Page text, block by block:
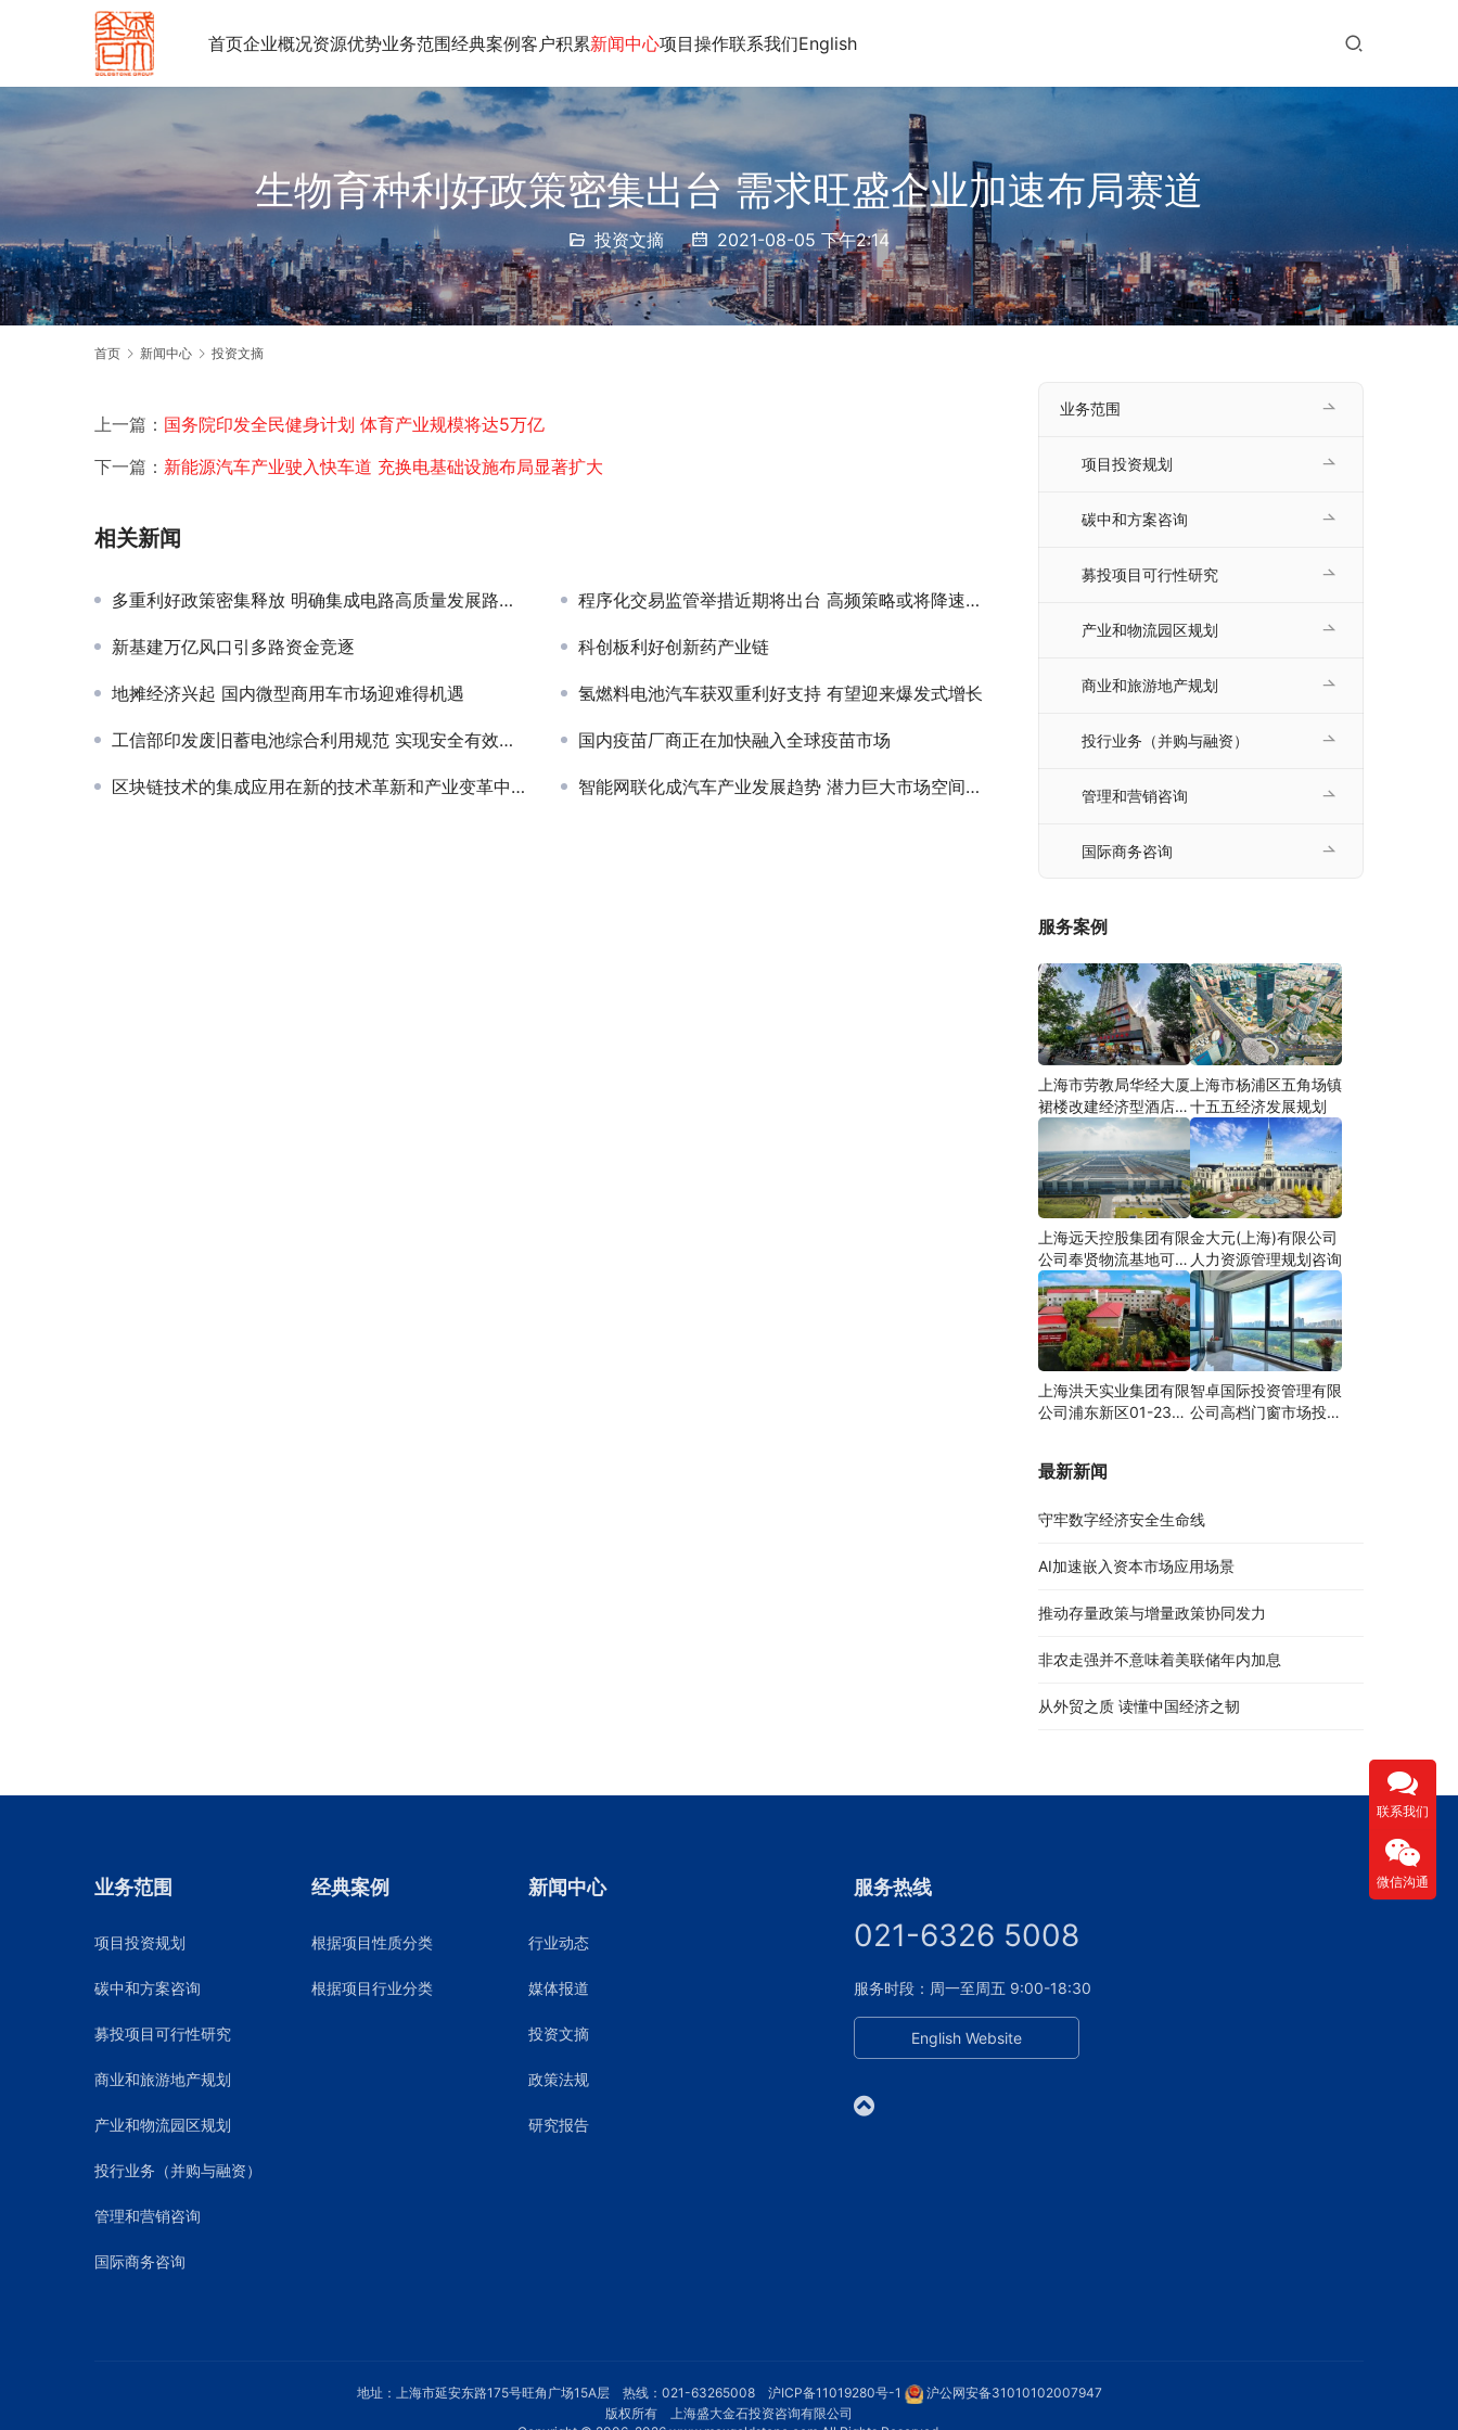
首页企业概况资源优势业务范围经典案例客户积累新闻中心项目操作联系我们English
生物育种利好政策密集出台 需求旺盛企业加速布局赛道
投资文摘 2021-08-05 下午2:14
首页 新闻中心 投资文摘
上一篇： 国务院印发全民健身计划 体育产业规模将达5万亿
下一篇： 新能源汽车产业驶入快车道 充换电基础设施布局显著扩大
相关新闻
多重利好政策密集释放 明确集成电路高质量发展路径图 程序化交易监管举措近期将出台 高频策略或将降速降频
新基建万亿风口引多路资金竞逐 科创板利好创新药产业链
地摊经济兴起 国内微型商用车市场迎难得机遇 氢燃料电池汽车获双重利好支持 有望迎来爆发式增长
工信部印发废旧蓄电池综合利用规范 实现安全有效回收 国内疫苗厂商正在加快融入全球疫苗市场
区块链技术的集成应用在新的技术革新和产业变革中起着重要作用 智能网联化成汽车产业发展趋势 潜力巨大市场空间广阔
业务范围
项目投资规划
碳中和方案咨询
募投项目可行性研究
产业和物流园区规划
商业和旅游地产规划
投行业务（并购与融资）
管理和营销咨询
国际商务咨询
服务案例
上海市劳教局华经大厦
裙楼改建经济型酒店可
研
上海市杨浦区五角场镇
十五五经济发展规划
上海远天控股集团有限
公司奉贤物流基地可行
性研究
金大元(上海)有限公司
人力资源管理规划咨询
上海洪天实业集团有限
公司浦东新区01-23地
智卓国际投资管理有限
公司高档门窗市场投资
最新新闻
守牢数字经济安全生命线
AI加速嵌入资本市场应用场景
推动存量政策与增量政策协同发力
非农走强并不意味着美联储年内加息
从外贸之质 读懂中国经济之韧
业务范围
项目投资规划
碳中和方案咨询
募投项目可行性研究
商业和旅游地产规划
产业和物流园区规划
投行业务（并购与融资）
管理和营销咨询
国际商务咨询
经典案例
根据项目性质分类
根据项目行业分类
新闻中心
行业动态
媒体报道
投资文摘
政策法规
研究报告
服务热线
021-6326 5008
服务时段：周一至周五 9:00-18:30
English Website
地址：上海市延安东路175号旺角广场15A层 热线：021-63265008 沪ICP备11019280号-1
沪公网安备31010102007947
版权所有 上海盛大金石投资咨询有限公司
联系我们
微信沟通